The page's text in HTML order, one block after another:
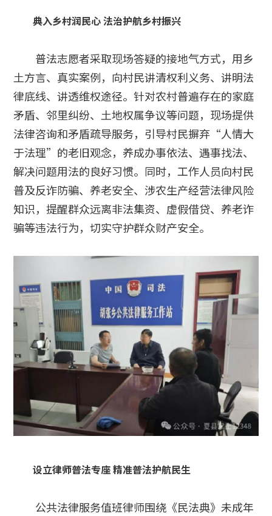
典入乡村润民心 法治护航乡村振兴
普法志愿者采取现场答疑的接地气方式，用乡
土方言、真实案例，向村民讲清权利义务、讲明法
律底线、讲透维权途径。针对农村普遍存在的家庭
矛盾、邻里纠纷、土地权属争议等问题，现场提供
法律咨询和矛盾疏导服务，引导村民摒弃“人情大
于法理”的老旧观念，养成办事依法、遇事找法、
解决问题用法的良好习惯。同时，工作人员向村民
普及反诈防骗、养老安全、涉农生产经营法律风险
知识，提醒群众远离非法集资、虚假借贷、养老诈
骗等违法行为，切实守护群众财产安全。
设立律师普法专座 精准普法护航民生
公共法律服务值班律师围绕《民法典》未成年